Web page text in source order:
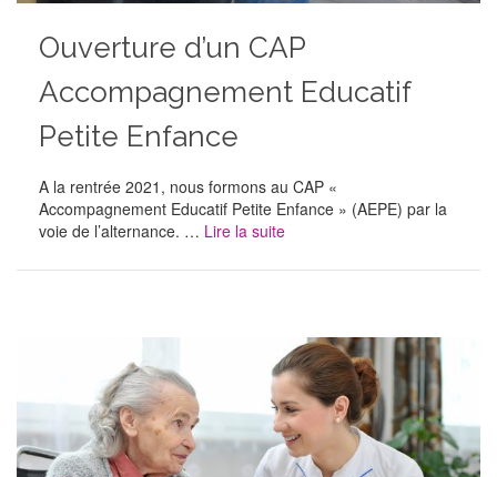
Ouverture d’un CAP
Accompagnement Educatif
Petite Enfance
A la rentrée 2021, nous formons au CAP «
Accompagnement Educatif Petite Enfance » (AEPE) par la
voie de l’alternance. … Lire la suite